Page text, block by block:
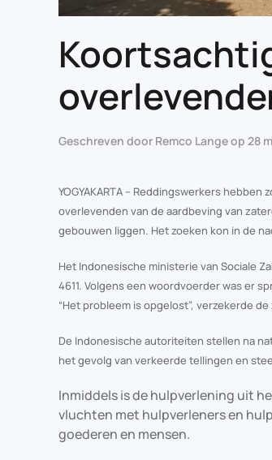
Geschreven door Remco Langeop 28
YOGYAKARTA – Reddingswerkers
overlevenden van de aardbeving van
gebouwen liggen. Het zoeken kon in de
Het Indonesische ministerie van Sociale
4611. Volgens een woordvoerder was er
“Het probleem is opgelost”, verzekerde de
De Indonesische autoriteiten stellen na
het gevolg van verkeerde tellingen en
Inmiddels is de hulpverlening uit
vluchten met hulpverleners en
goederen en mensen.